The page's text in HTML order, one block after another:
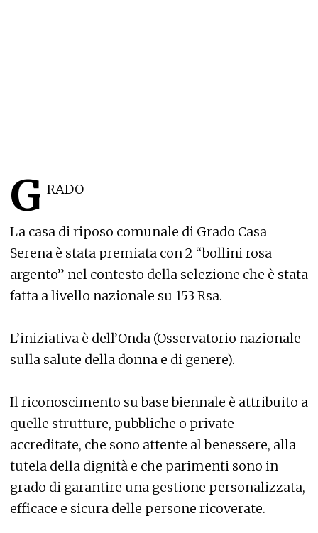
G RADO
La casa di riposo comunale di Grado Casa
Serena è stata premiata con 2 “bollini rosa
argento” nel contesto della selezione che è stata
fatta a livello nazionale su 153 Rsa.
L’iniziativa è dell’Onda (Osservatorio nazionale
sulla salute della donna e di genere).
Il riconoscimento su base biennale è attribuito a
quelle strutture, pubbliche o private
accreditate, che sono attente al benessere, alla
tutela della dignità e che parimenti sono in
grado di garantire una gestione personalizzata,
efficace e sicura delle persone ricoverate.